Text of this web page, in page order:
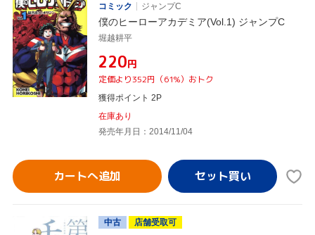
コミック
ジャンプC
僕のヒーローアカデミア(Vol.1) ジャンプC
堀越耕平
¥220円
定価より352円（61%）おトク
獲得ポイント 2P
在庫あり
発売年月日：2014/11/04
カートへ追加
中古
店舗受取可